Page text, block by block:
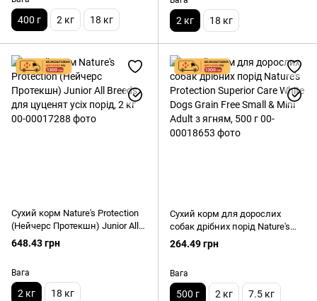
птицею, 400 г
400 г 2 кг 18 кг 2 кг 18 кг
Сухий корм Nature's Protection
(Нейчерс Протекшн) Junior All
Breeds для цуценят усіх порід,
648.43 грн
Вага
2 кг 18 кг
Сухий корм для дорослих
собак дрібних порід Nature's
Protection Superior Care White
Dogs Grain Free Small & Mini
264.49 грн
Вага
500 г 2 кг 7.5 кг